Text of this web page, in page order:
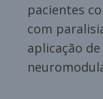
pacientes
com
aplicação